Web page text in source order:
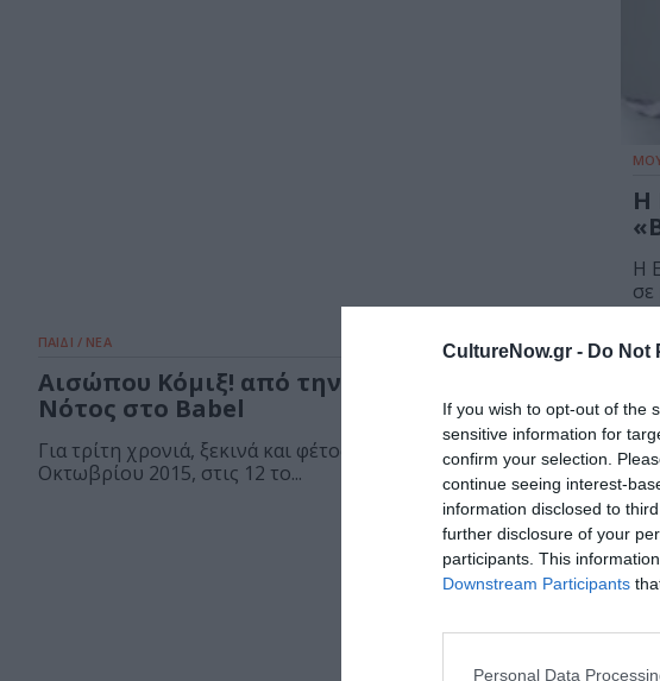
CultureNow.gr - Do Not
If you wish to opt-out of the
sensitive information for
confirm your selection.
continue seeing interest-
information disclosed to
further disclosure of your
participants. This
Downstream Participants
Personal Data
Η
Η
σε
ΠΑΙΔΙ / ΝΕΑ
Αισώπου Κόμιξ! από την ομάδα Μικρός
Νότος στο Babel
Για τρίτη χρονιά, ξεκινά και φέτος, την Κυριακή 18
Οκτωβρίου 2015, στις 12 το...